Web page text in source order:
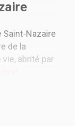
Saint-Nazaire
de la
abrité par